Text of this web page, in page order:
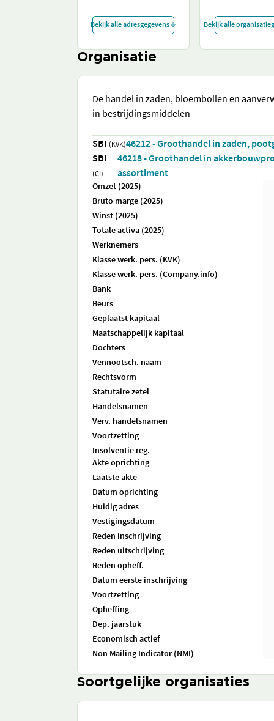
Bekijk alle adresgegevens Bekijk alle
Organisatie
De handel in zaden, bloembollen en
in bestrijdingsmiddelen
SBI (KVK)46212 - Groothandel in zaden,
SBI
(CI)
46218 - Groothandel in
assortiment
Omzet (2025)
Bruto marge (2025)
Winst (2025)
Totale activa (2025)
Werknemers
Klasse werk. pers. (KVK)
Klasse werk. pers. (Company.info)
Bank
Beurs
Geplaatst kapitaal
Maatschappelijk kapitaal
Dochters
Vennootsch. naam
Rechtsvorm
Statutaire zetel
Handelsnamen
Verv. handelsnamen
Voortzetting
Insolventie reg.
Akte oprichting
Laatste akte
Datum oprichting
Huidig adres
Vestigingsdatum
Reden inschrijving
Reden uitschrijving
Reden opheff.
Datum eerste inschrijving
Voortzetting
Opheffing
Dep. jaarstuk
Economisch actief
Non Mailing Indicator (NMI)
Soortgelijke organisaties